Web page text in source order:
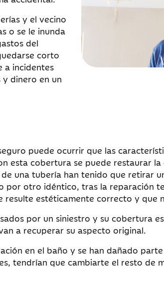
y el vecino
o se le inunda
del
corto
a incidentes
dinero en un
puede ocurrir que las
esta cobertura se puede restaurar
una tubería han tenido que retirar
por otro idéntico, tras la reparación
estéticamente correcto y que
por un siniestro y su cobertura
a recuperar su aspecto original.
en el baño y se han dañado
tendrían que cambiarte el resto de